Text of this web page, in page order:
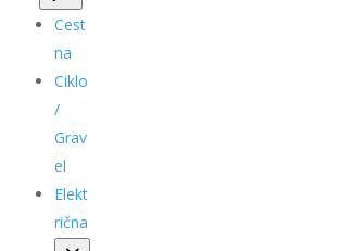
Cest
na
Ciklo
/
Grav
el
Elekt
rična